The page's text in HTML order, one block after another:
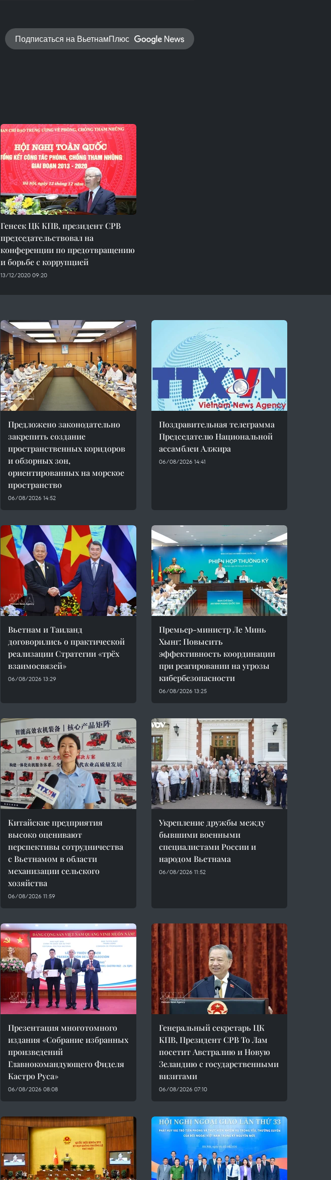
Подписаться на ВьетнамПлюс
Генсек ЦК КПВ, президент СРВ
председательствовал на
конференции по предотвращению
и борьбе с коррупцией
13/12/2020 09:20
Предложено законодательно
закрепить создание
пространственных коридоров
и обзорных зон,
ориентированных на морское
пространство
06/08/2026 14:52
Поздравительная телеграмма
Председателю Национальной
ассамблеи Алжира
06/08/2026 14:41
Вьетнам и Таиланд
договорились о практической
реализации Стратегии «трёх
взаимосвязей»
06/08/2026 13:29
Премьер-министр Ле Минь
Хынг: Повысить
эффективность координации
при реагировании на угрозы
кибербезопасности
06/08/2026 13:25
Китайские предприятия
высоко оценивают
перспективы сотрудничества
с Вьетнамом в области
механизации сельского
хозяйства
06/08/2026 11:59
Укрепление дружбы между
бывшими военными
специалистами России и
народом Вьетнама
06/08/2026 11:52
Презентация многотомного
издания «Собрание избранных
произведений
Главнокомандующего Фиделя
Кастро Руса»
06/08/2026 08:08
Генеральный секретарь ЦК
КПВ, Президент СРВ То Лам
посетит Австралию и Новую
Зеландию с государственными
визитами
06/08/2026 07:10